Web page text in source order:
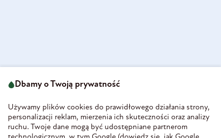
58-160 Świebodzice
REGON 890213034
INFORMACJE
Dbamy o Twoją prywatność
Używamy plików cookies do prawidłowego działania strony,
personalizacji reklam, mierzenia ich skuteczności oraz analizy
ruchu. Twoje dane mogą być udostępniane partnerom